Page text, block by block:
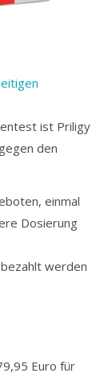
ist Priligy
den
einmal
Dosierung
werden
Euro für